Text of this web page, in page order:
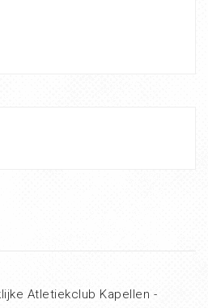
Atletiekclub Kapellen -